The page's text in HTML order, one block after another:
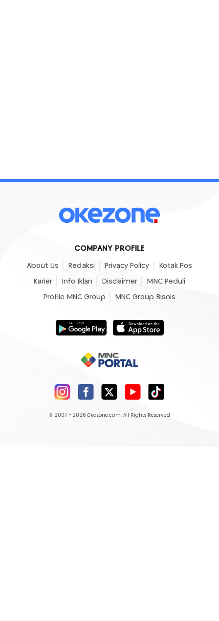
COMPANY PROFILE
About Us Redaksi Privacy Policy Kotak Pos
Karier Info Iklan Disclaimer MNC Peduli
Profile MNC Group MNC Group Bisnis
© 2007 - 2026 Okezone.com, All Rights Reserved